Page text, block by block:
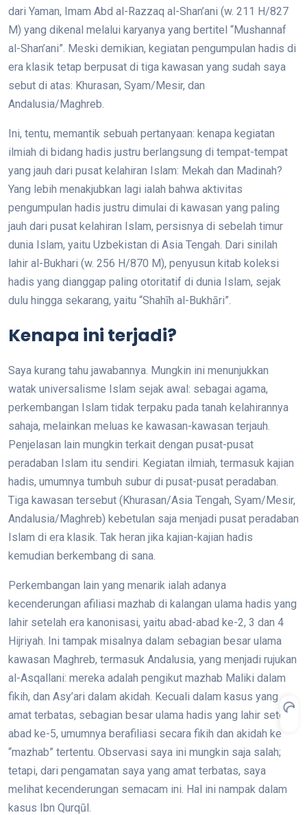
dari Yaman, Imam Abd al-Razzaq al-Shan’ani (w. 211 H/827
M) yang dikenal melalui karyanya yang bertitel “Mushannaf
al-Shan’ani”. Meski demikian, kegiatan pengumpulan hadis di
era klasik tetap berpusat di tiga kawasan yang sudah saya
sebut di atas: Khurasan, Syam/Mesir, dan
Andalusia/Maghreb.
Ini, tentu, memantik sebuah pertanyaan: kenapa kegiatan
ilmiah di bidang hadis justru berlangsung di tempat-tempat
yang jauh dari pusat kelahiran Islam: Mekah dan Madinah?
Yang lebih menakjubkan lagi ialah bahwa aktivitas
pengumpulan hadis justru dimulai di kawasan yang paling
jauh dari pusat kelahiran Islam, persisnya di sebelah timur
dunia Islam, yaitu Uzbekistan di Asia Tengah. Dari sinilah
lahir al-Bukhari (w. 256 H/870 M), penyusun kitab koleksi
hadis yang dianggap paling otoritatif di dunia Islam, sejak
dulu hingga sekarang, yaitu “Shahīh al-Bukhāri”.
Kenapa ini terjadi?
Saya kurang tahu jawabannya. Mungkin ini menunjukkan
watak universalisme Islam sejak awal: sebagai agama,
perkembangan Islam tidak terpaku pada tanah kelahirannya
sahaja, melainkan meluas ke kawasan-kawasan terjauh.
Penjelasan lain mungkin terkait dengan pusat-pusat
peradaban Islam itu sendiri. Kegiatan ilmiah, termasuk kajian
hadis, umumnya tumbuh subur di pusat-pusat peradaban.
Tiga kawasan tersebut (Khurasan/Asia Tengah, Syam/Mesir,
Andalusia/Maghreb) kebetulan saja menjadi pusat peradaban
Islam di era klasik. Tak heran jika kajian-kajian hadis
kemudian berkembang di sana.
Perkembangan lain yang menarik ialah adanya
kecenderungan afiliasi mazhab di kalangan ulama hadis yang
lahir setelah era kanonisasi, yaitu abad-abad ke-2, 3 dan 4
Hijriyah. Ini tampak misalnya dalam sebagian besar ulama
kawasan Maghreb, termasuk Andalusia, yang menjadi rujukan
al-Asqallani: mereka adalah pengikut mazhab Maliki dalam
fikih, dan Asy’ari dalam akidah. Kecuali dalam kasus yang
amat terbatas, sebagian besar ulama hadis yang lahir setelah
abad ke-5, umumnya berafiliasi secara fikih dan akidah ke
“mazhab” tertentu. Observasi saya ini mungkin saja salah;
tetapi, dari pengamatan saya yang amat terbatas, saya
melihat kecenderungan semacam ini. Hal ini nampak dalam
kasus Ibn Qurqūl.